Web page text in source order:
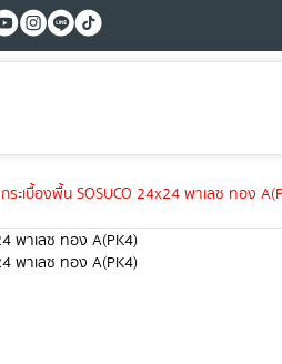
กระเบื้องพื้น SOSUCO 24x24 พาเลซ ทอง